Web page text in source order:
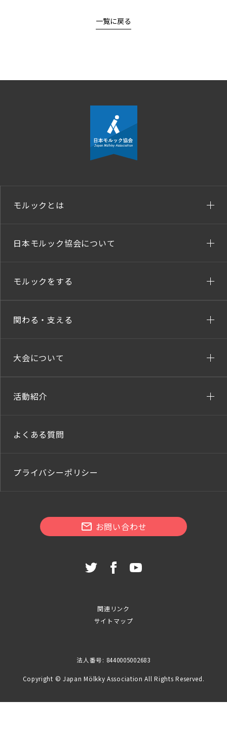
一覧に戻る
モルックとは
日本モルック協会について
モルックをする
関わる・支える
大会について
活動紹介
よくある質問
プライバシーポリシー
お問い合わせ
関連リンク
サイトマップ
法人番号: 8440005002683
Copyright © Japan Mölkky Association All Rights Reserved.